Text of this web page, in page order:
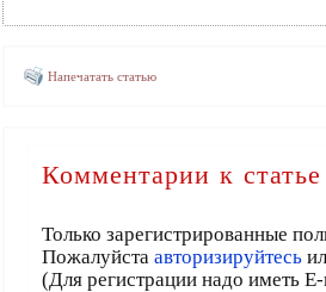
Напечатать статью
Комментарии к статье
Только зарегистрированные
Пожалуйста авторизируйтесь
(Для регистрации надо иметь